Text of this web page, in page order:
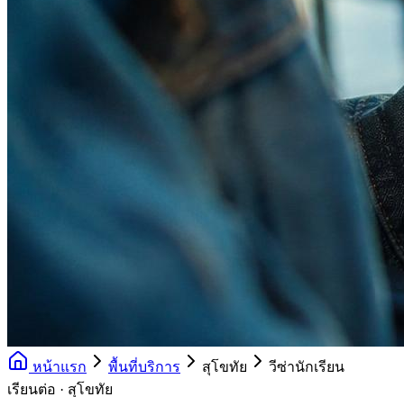
หน้าแรก พื้นที่บริการ สุโขทัย
วีซ่านักเรียน
เรียนต่อ · สุโขทัย